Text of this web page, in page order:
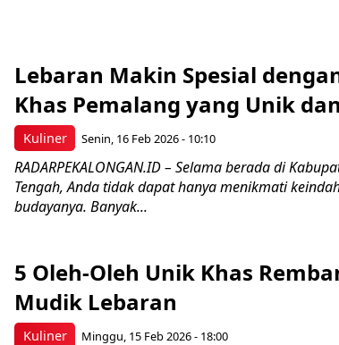
Kuliner
Lebaran Makin Spesial
Khas Pemalang yang Unik
Senin, 16 Feb 2026 - 10:10
RADARPEKALONGAN.ID – Selama berada di
Tengah, Anda tidak dapat hanya menikmati
budayanya. Banyak...
Kuliner
5 Oleh-Oleh Unik Khas
Mudik Lebaran
Minggu, 15 Feb 2026 - 18:00